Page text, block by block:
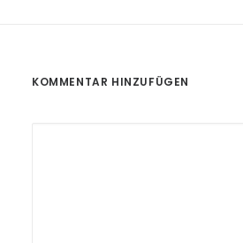
KOMMENTAR HINZUFÜGEN